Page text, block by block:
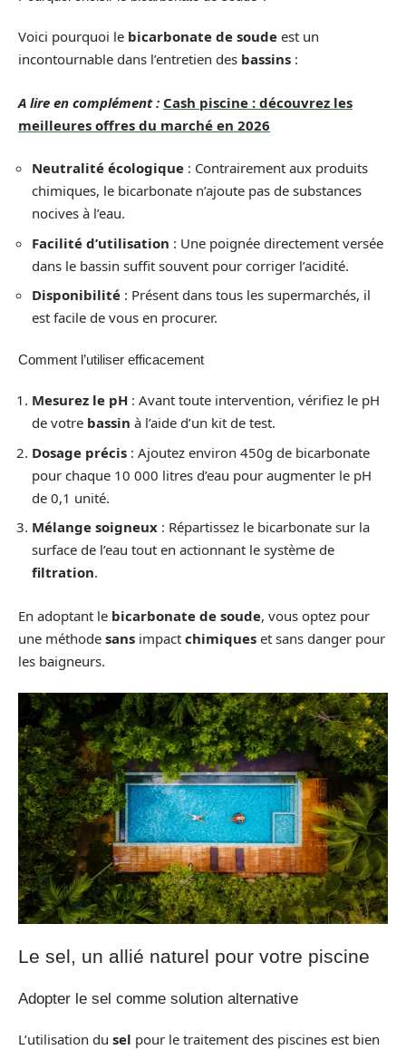
Voici pourquoi le bicarbonate de soude est un
incontournable dans l’entretien des bassins :
A lire en complément : Cash piscine : découvrez les
meilleures offres du marché en 2026
Neutralité écologique : Contrairement aux produits
chimiques, le bicarbonate n’ajoute pas de substances
nocives à l’eau.
Facilité d’utilisation : Une poignée directement versée
dans le bassin suffit souvent pour corriger l’acidité.
Disponibilité : Présent dans tous les supermarchés, il
est facile de vous en procurer.
Comment l’utiliser efficacement
Mesurez le pH : Avant toute intervention, vérifiez le pH
de votre bassin à l’aide d’un kit de test.
Dosage précis : Ajoutez environ 450g de bicarbonate
pour chaque 10 000 litres d’eau pour augmenter le pH
de 0,1 unité.
Mélange soigneux : Répartissez le bicarbonate sur la
surface de l’eau tout en actionnant le système de
filtration.
En adoptant le bicarbonate de soude, vous optez pour
une méthode sans impact chimiques et sans danger pour
les baigneurs.
Le sel, un allié naturel pour votre piscine
Adopter le sel comme solution alternative
L’utilisation du sel pour le traitement des piscines est bien